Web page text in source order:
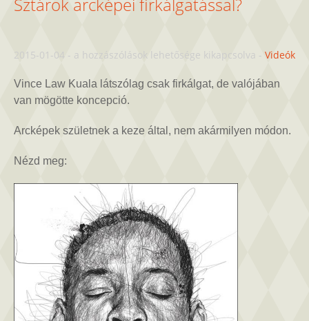
Sztárok arcképei firkálgatással?
2015-01-04 - Sztárok
firkálgatással?
bejegyzéshez
a hozzászólások lehetősége kikapcsolva - Videók
Vince Law Kuala látszólag csak firkálgat, de valójában
van mögötte koncepció.
Arcképek születnek a keze által, nem akármilyen módon.
Nézd meg: